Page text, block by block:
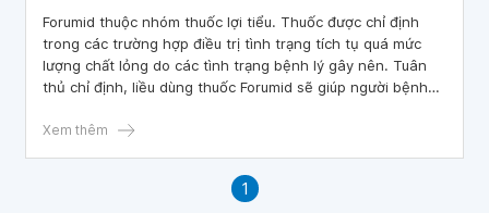
Forumid thuộc nhóm thuốc lợi tiểu. Thuốc được chỉ định
trong các trường hợp điều trị tình trạng tích tụ quá mức
lượng chất lỏng do các tình trạng bệnh lý gây nên. Tuân
thủ chỉ định, liều dùng thuốc Forumid sẽ giúp người bệnh
phụ không mong muốn.
Xem thêm
1